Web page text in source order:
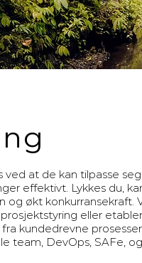
at de kan tilpasse seg
effektivt. Lykkes du,
og økt konkurransekraft.
eller
kundedrevne
team, DevOps, SAFe,